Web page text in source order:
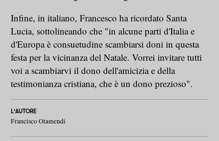
Infine, in italiano, Francesco ha ricordato Santa
Lucia, sottolineando che "in alcune parti d'Italia e
d'Europa è consuetudine scambiarsi doni in questa
festa per la vicinanza del Natale. Vorrei invitare tutti
voi a scambiarvi il dono dell'amicizia e della
testimonianza cristiana, che è un dono prezioso".
L'AUTORE
Francisco Otamendi